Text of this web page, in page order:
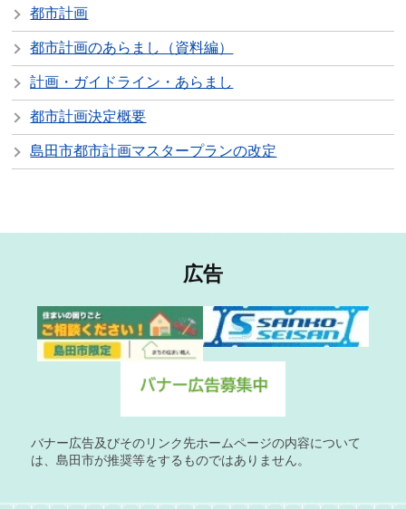
都市計画
都市計画のあらまし（資料編）
計画・ガイドライン・あらまし
都市計画決定概要
島田市都市計画マスタープランの改定
広告
バナー広告及びそのリンク先ホームページの内容について
は、島田市が推奨等をするものではありません。